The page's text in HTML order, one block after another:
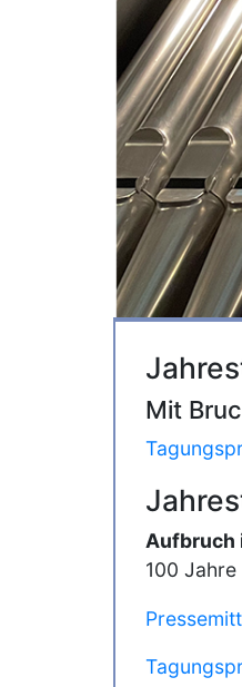
Mit
Aufbruch
100